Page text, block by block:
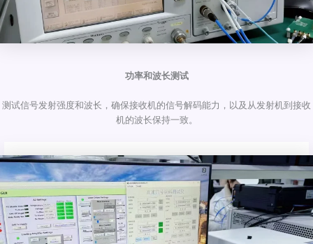
功率和波长测试
测试信号发射强度和波长，确保接收机的信号解码能力，以及从发射机到接收
机的波长保持一致。